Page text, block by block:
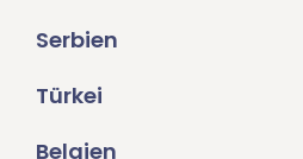
Serbien
Türkei
Belgien